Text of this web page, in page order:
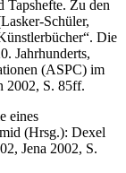
Tapshefte. Zu den
Schüler,
Die
Jahrhunderts,
(ASPC) im
2002, S. 85ff.
eines
(Hrsg.): Dexel
Jena 2002, S.